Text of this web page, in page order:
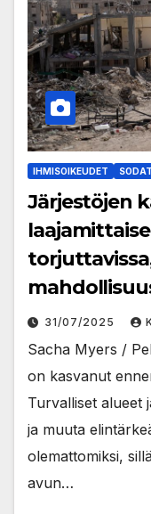
IHMISOIKEUDET
Järjestöjen
31/07/2025
Sacha Myers /
on kasvanut
Turvalliset alueet
ja muuta
olemattomiksi,
avun…